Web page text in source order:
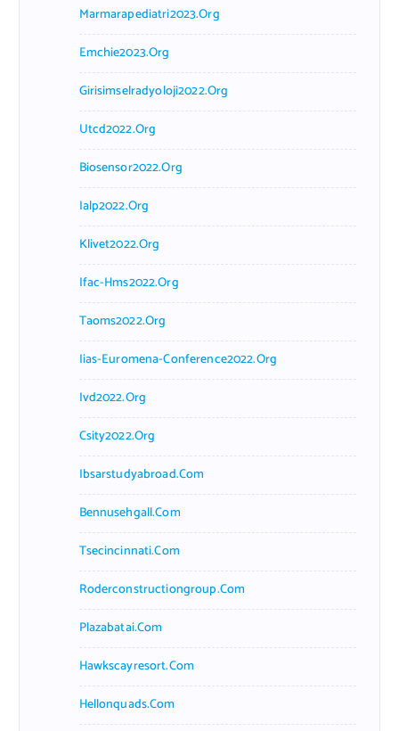
Marmarapediatri2023.org
Emchie2023.org
Girisimselradyoloji2022.org
Utcd2022.org
Biosensor2022.org
Ialp2022.org
Klivet2022.org
Ifac-Hms2022.org
Taoms2022.org
Iias-Euromena-Conference2022.org
Ivd2022.org
Csity2022.org
Ibsarstudyabroad.com
Bennusehgall.com
Tsecincinnati.com
Roderconstructiongroup.com
Plazabatai.com
Hawkscayresort.com
Hellonquads.com